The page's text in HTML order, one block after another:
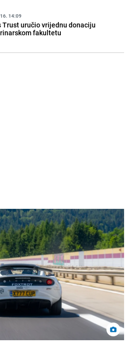
14:09
Trust uručio vrijednu donaciju
fakultetu